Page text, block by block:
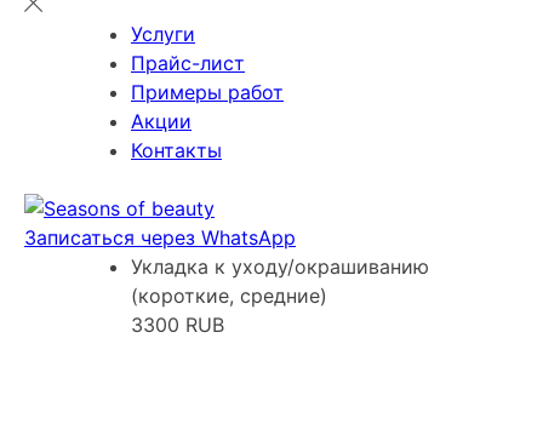
Услуги
Прайс-лист
Примеры работ
Акции
Контакты
Записаться через WhatsApp
Укладка к уходу/окрашиванию
(короткие, средние)
3300 RUB